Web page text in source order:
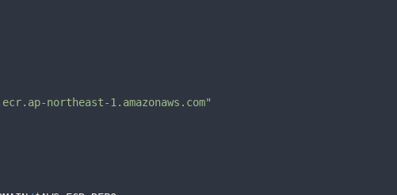
northeast-1.amazonaws.com"